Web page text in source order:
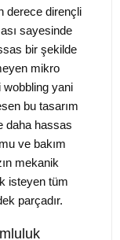
derece dirençli
sayesinde
bir şekilde
mikro
wobbling yani
bu tasarım
daha hassas
ve bakım
mekanik
isteyen tüm
parçadır.